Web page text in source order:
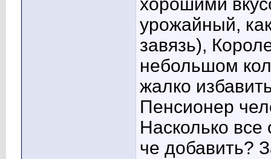
хорошими
урожайный,
завязь),
небольшом
жалко
Пенсионер
Насколько
че добавить?